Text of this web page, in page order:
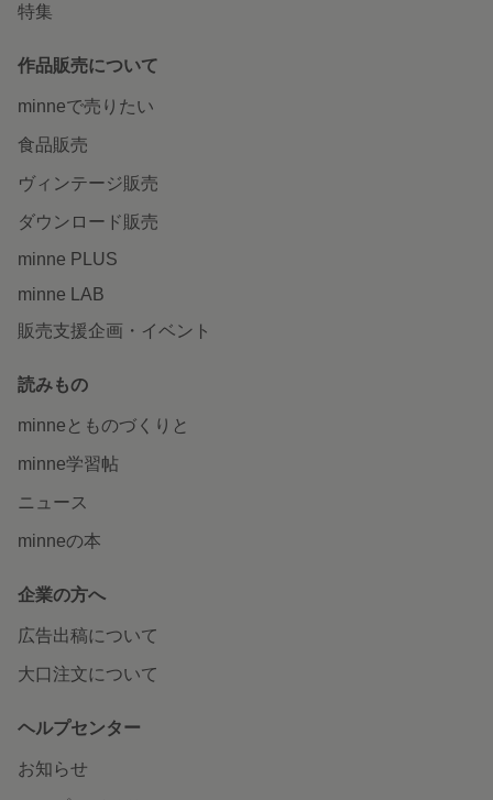
特集
作品販売について
minneで売りたい
食品販売
ヴィンテージ販売
ダウンロード販売
minne PLUS
minne LAB
販売支援企画・イベント
読みもの
minneとものづくりと
minne学習帖
ニュース
minneの本
企業の方へ
広告出稿について
大口注文について
ヘルプセンター
お知らせ